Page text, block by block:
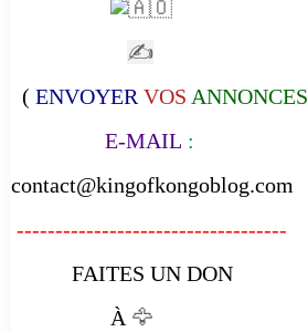
✍
( ENVOYER VOS ANNONCES
E-MAIL :
contact@kingofkongoblog.com
-----------------------------------
FAITES UN DON
À 🦅